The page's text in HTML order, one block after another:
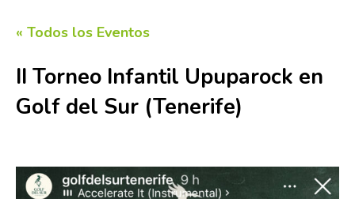
« Todos los Eventos
II Torneo Infantil Upuparock en
Golf del Sur (Tenerife)